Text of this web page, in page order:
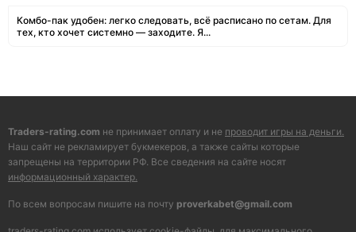
Комбо-пак удобен: легко следовать, всё расписано по сетам. Для
тех, кто хочет системно — заходите. Я...
Traders-rating.com не принимает оплату и не проводит игры на деньги.
Наш сайт не рекламирует букмекеров, а также сайты которые
запрещены на территории РФ. Все сведения на сайте носят
информационный характер.
По всем вопросам пишите на почту proverkabet@gmail.com